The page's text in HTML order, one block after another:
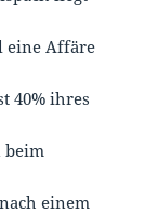
eine Affäre
40% ihres
beim
einem